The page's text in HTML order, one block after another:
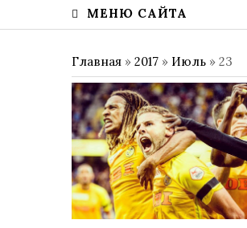
МЕНЮ САЙТА
Главная » 2017 » Июль » 23